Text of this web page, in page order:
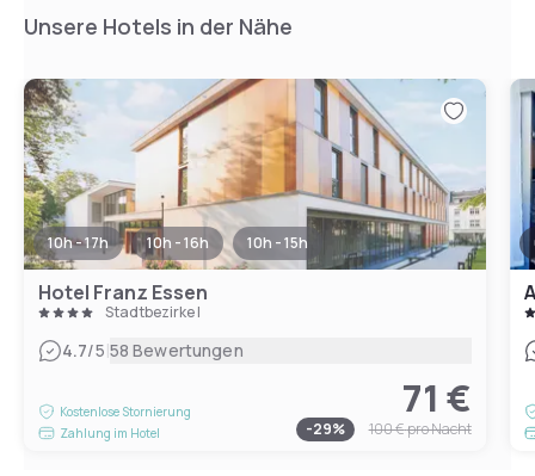
Unsere Hotels in der Nähe
10h - 17h 10h - 16h 10h - 15h
Hotel Franz Essen
Stadtbezirke I
4.7/5|58 Bewertungen
Kostenlose Stornierung
Zahlung im Hotel
71 €
-29% 100 €pro Nacht